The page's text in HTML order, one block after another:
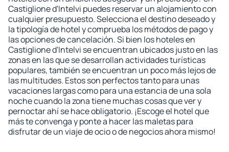
Castiglione d'Intelvi puedes reservar un alojamiento con
cualquier presupuesto. Selecciona el destino deseado y
la tipología de hotel y comprueba los métodos de pago y
las opciones de cancelación. Si bien los hoteles en
Castiglione d'Intelvi se encuentran ubicados justo en las
zonas en las que se desarrollan actividades turísticas
populares, también se encuentran un poco más lejos de
las multitudes. Estos son perfectos tanto para unas
vacaciones largas como para una estancia de una sola
noche cuando la zona tiene muchas cosas que ver y
pernoctar ahí se hace obligatorio. ¡Escoge el hotel que
más te convenga y ponte a hacer las maletas para
disfrutar de un viaje de ocio o de negocios ahora mismo!